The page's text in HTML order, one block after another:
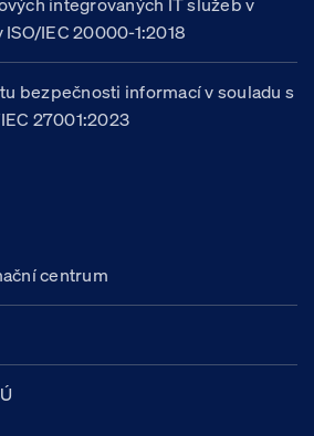
IEC 20000-1:2018
bezpečnosti informací v souladu s
27001:2023
centrum